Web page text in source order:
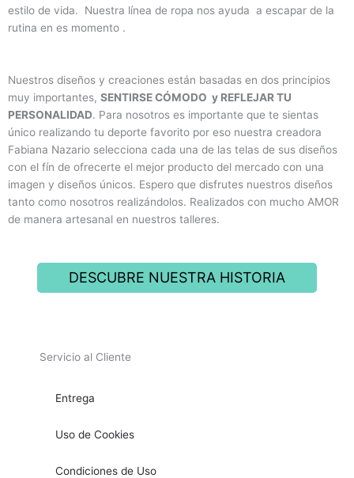
estilo de vida. Nuestra línea de ropa nos ayuda a escapar de la
rutina en es momento .
Nuestros diseños y creaciones están basadas en dos principios
muy importantes, SENTIRSE CÓMODO y REFLEJAR TU
PERSONALIDAD. Para nosotros es importante que te sientas
único realizando tu deporte favorito por eso nuestra creadora
Fabiana Nazario selecciona cada una de las telas de sus diseños
con el fín de ofrecerte el mejor producto del mercado con una
imagen y diseños únicos. Espero que disfrutes nuestros diseños
tanto como nosotros realizándolos. Realizados con mucho AMOR
de manera artesanal en nuestros talleres.
DESCUBRE NUESTRA HISTORIA
Servicio al Cliente
Entrega
Uso de Cookies
Condiciones de Uso